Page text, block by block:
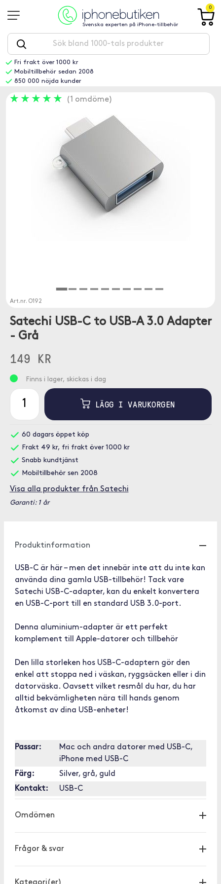
Svenska experten på iPhone-tillbehör
0
Fri frakt över 1000 kr
Mobiltillbehör sedan 2008
850 000 nöjda kunder
1 omdöme
Art.nr. O192
Satechi USB-C to USB-A 3.0 Adapter
- Grå
149 KR
Finns i lager, skickas i dag
LÄGG I VARUKORGEN
60 dagars öppet köp
Frakt 49 kr, fri frakt över 1000 kr
Snabb kundtjänst
Mobiltillbehör sen 2008
Visa alla produkter från Satechi
Garanti: 1 år
Produktinformation
USB-C är här – men det innebär inte att du inte kan
använda dina gamla USB-tillbehör! Tack vare
Satechi USB-C-adapter, kan du enkelt konvertera
en USB-C-port till en standard USB 3.0-port.
Denna aluminium-adapter är ett perfekt
komplement till Apple-datorer och tillbehör
Den lilla storleken hos USB-C-adaptern gör den
enkel att stoppa ned i väskan, ryggsäcken eller i din
datorväska. Oavsett vilket resmål du har, du har
alltid bekvämligheten nära till hands genom
åtkomst av dina USB-enheter!
Passar:
Mac och andra datorer med USB-C,
iPhone med USB-C
Färg:
Silver, grå, guld
Kontakt:
USB-C
Omdömen
Frågor & svar